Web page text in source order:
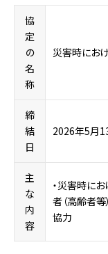
協
定
の
名
称
災害時にお
締
結
日
2026年5月
主
な
内
容
・災害時に
者（高齢者
協力